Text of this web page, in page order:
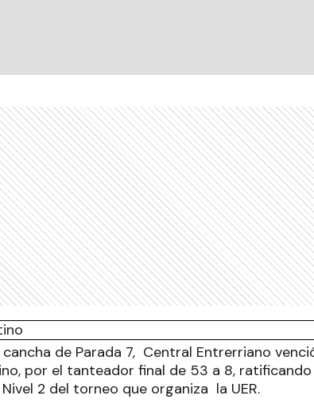
de Parada 7, Central Entrerriano
por el tanteador final de 53 a 8,
2 del torneo que organiza la UER.